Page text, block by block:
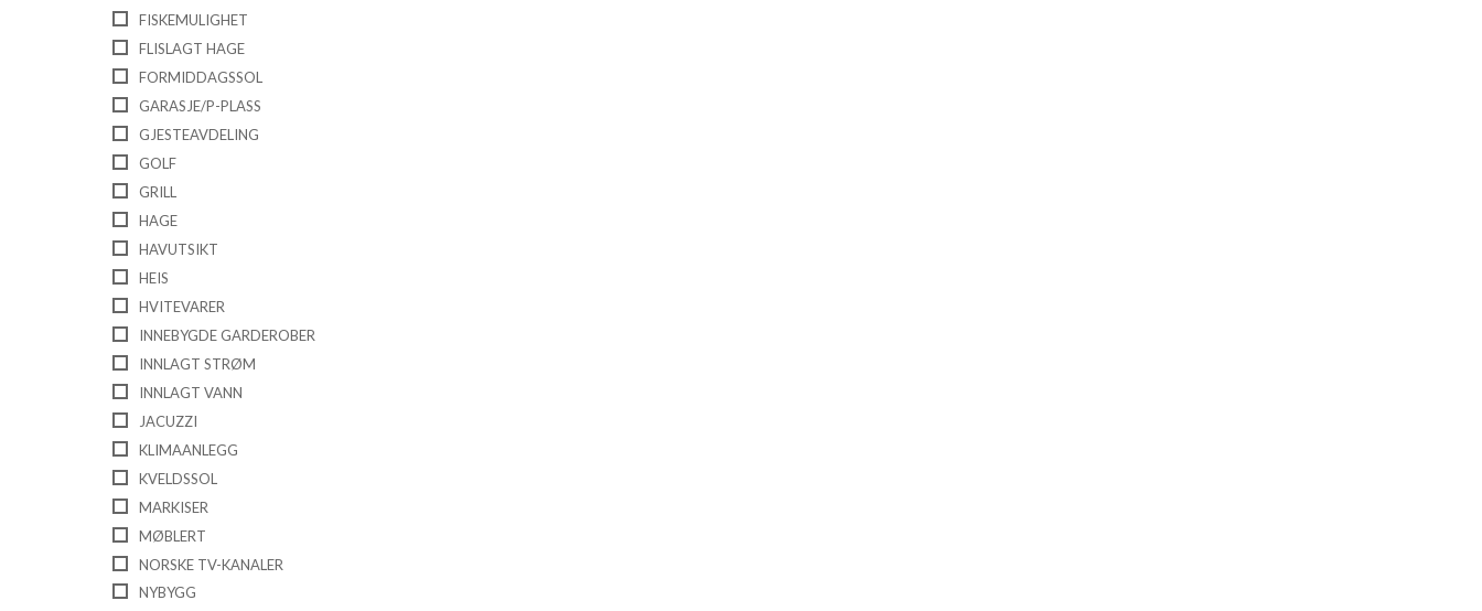
FISKEMULIGHET
FLISLAGT HAGE
FORMIDDAGSSOL
GARASJE/P-PLASS
GJESTEAVDELING
GOLF
GRILL
HAGE
HAVUTSIKT
HEIS
HVITEVARER
INNEBYGDE GARDEROBER
INNLAGT STRØM
INNLAGT VANN
JACUZZI
KLIMAANLEGG
KVELDSSOL
MARKISER
MØBLERT
NORSKE TV-KANALER
NYBYGG